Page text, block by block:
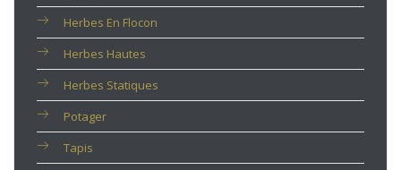
Herbes En Flocon
Herbes Hautes
Herbes Statiques
Potager
Tapis